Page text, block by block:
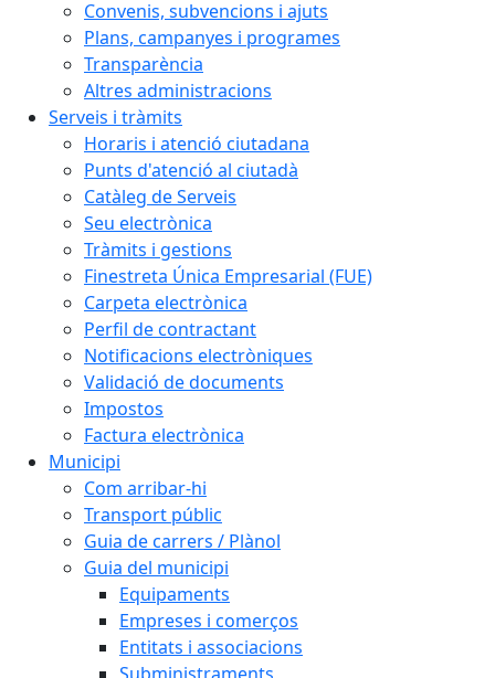
Convenis, subvencions i ajuts
Plans, campanyes i programes
Transparència
Altres administracions
Serveis i tràmits
Horaris i atenció ciutadana
Punts d'atenció al ciutadà
Catàleg de Serveis
Seu electrònica
Tràmits i gestions
Finestreta Única Empresarial (FUE)
Carpeta electrònica
Perfil de contractant
Notificacions electròniques
Validació de documents
Impostos
Factura electrònica
Municipi
Com arribar-hi
Transport públic
Guia de carrers / Plànol
Guia del municipi
Equipaments
Empreses i comerços
Entitats i associacions